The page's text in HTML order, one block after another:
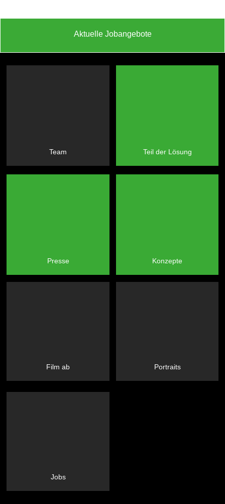
Team Teil der Lösung
Presse Konzepte
Aktuelle Jobangebote
Film ab Portraits
Jobs